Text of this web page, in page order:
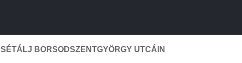
SÉTÁLJ BORSODSZENTGYÖRGY UTCÁIN